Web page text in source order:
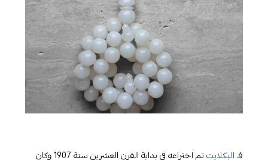
البكلايت
تم اختراعه في بداية القرن العشرين سنة 1907 وكان